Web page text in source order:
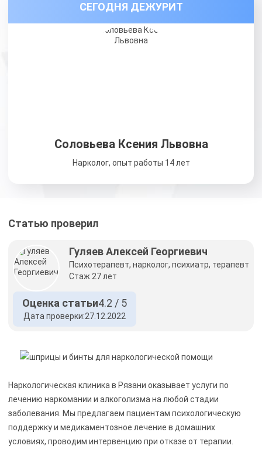
СЕГОДНЯ ДЕЖУРИТ
Соловьева Ксения Львовна
Нарколог, опыт работы 14 лет
Статью проверил
Гуляев Алексей Георгиевич
Психотерапевт, нарколог, психиатр, терапевт
Стаж 27 лет
Оценка статьи4.2 / 5
Дата проверки:27.12.2022
Наркологическая клиника в Рязани оказывает услуги по
лечению наркомании и алкоголизма на любой стадии
заболевания. Мы предлагаем пациентам психологическую
поддержку и медикаментозное лечение в домашних
условиях, проводим интервенцию при отказе от терапии.